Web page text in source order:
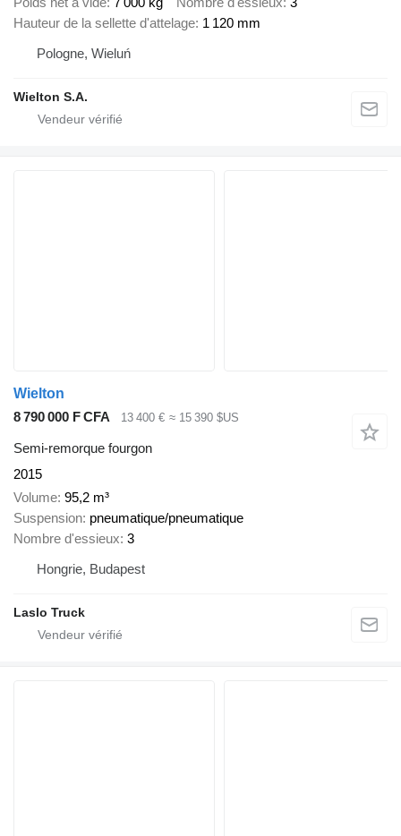
Hauteur de la sellette d'attelage 1 120 mm
Pologne, Wieluń
Wielton S.A.
Wielton
8 790 000 F CFA
13 400 € ≈ 15 390 $US
Semi-remorque fourgon
2015
Volume 95,2 m³
Suspension pneumatique/pneumatique
Nombre d'essieux 3
Hongrie, Budapest
Laslo Truck